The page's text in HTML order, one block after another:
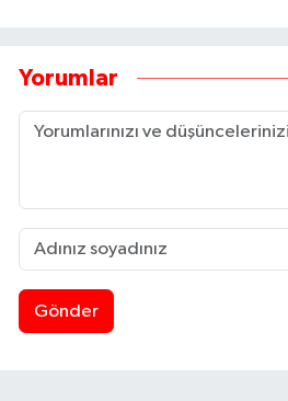
Yorumlar
Gönder